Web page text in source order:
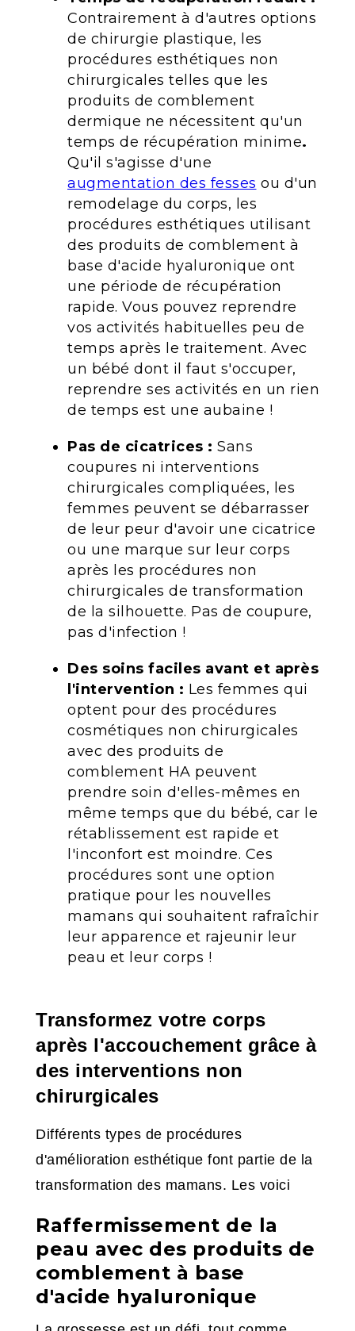
Contrairement à d'autres options
de chirurgie plastique, les
procédures esthétiques non
chirurgicales telles que les
produits de comblement
dermique ne nécessitent qu'un
temps de récupération minime.
Qu'il s'agisse d'une
augmentation des fesses ou d'un
remodelage du corps, les
procédures esthétiques utilisant
des produits de comblement à
base d'acide hyaluronique ont
une période de récupération
rapide. Vous pouvez reprendre
vos activités habituelles peu de
temps après le traitement. Avec
un bébé dont il faut s'occuper,
reprendre ses activités en un rien
de temps est une aubaine !
Pas de cicatrices : Sans
coupures ni interventions
chirurgicales compliquées, les
femmes peuvent se débarrasser
de leur peur d'avoir une cicatrice
ou une marque sur leur corps
après les procédures non
chirurgicales de transformation
de la silhouette. Pas de coupure,
pas d'infection !
Des soins faciles avant et après
l'intervention : Les femmes qui
optent pour des procédures
cosmétiques non chirurgicales
avec des produits de
comblement HA peuvent
prendre soin d'elles-mêmes en
même temps que du bébé, car le
rétablissement est rapide et
l'inconfort est moindre. Ces
procédures sont une option
pratique pour les nouvelles
mamans qui souhaitent rafraîchir
leur apparence et rajeunir leur
peau et leur corps !
Transformez votre corps
après l'accouchement grâce à
des interventions non
chirurgicales
Différents types de procédures
d'amélioration esthétique font partie de la
transformation des mamans. Les voici
Raffermissement de la
peau avec des produits de
comblement à base
d'acide hyaluronique